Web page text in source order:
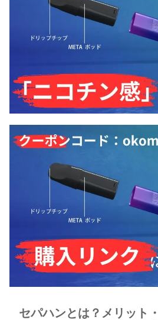
セパハンとは？メリット